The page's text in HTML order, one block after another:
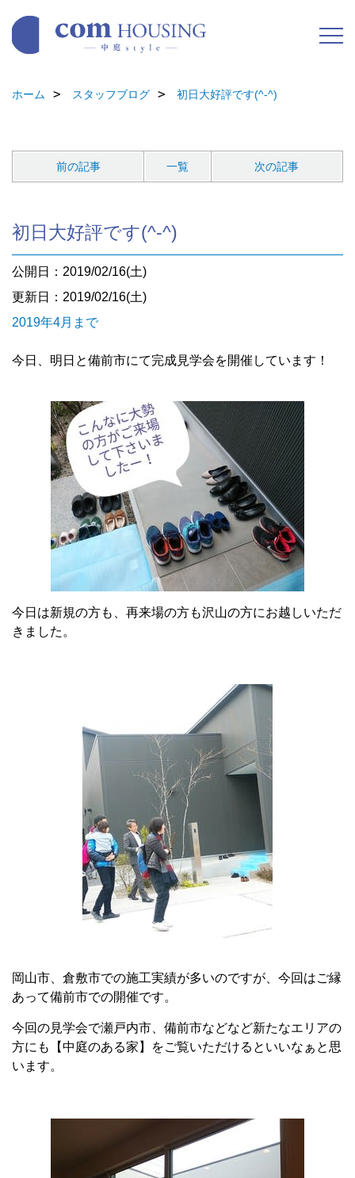
ホーム スタッフブログ 初日大好評です(^-^)
前の記事 一覧 次の記事
初日大好評です(^-^)
公開日：2019/02/16(土)
更新日：2019/02/16(土)
2019年4月まで
今日、明日と備前市にて完成見学会を開催しています！
今日は新規の方も、再来場の方も沢山の方にお越しいただ
きました。
岡山市、倉敷市での施工実績が多いのですが、今回はご縁
あって備前市での開催です。
今回の見学会で瀬戸内市、備前市などなど新たなエリアの
方にも【中庭のある家】をご覧いただけるといいなぁと思
います。